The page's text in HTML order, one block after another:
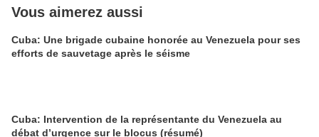
Vous aimerez aussi
Cuba: Une brigade cubaine honorée au Venezuela pour ses
efforts de sauvetage après le séisme
Cuba: Intervention de la représentante du Venezuela au
débat d’urgence sur le blocus (résumé)